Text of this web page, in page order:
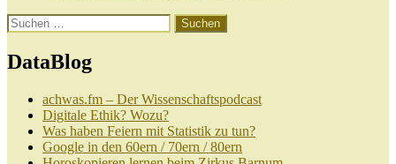
Suchen
nach:
DataBlog
achwas.fm – Der Wissenschaftspodcast
Digitale Ethik? Wozu?
Was haben Feiern mit Statistik zu tun?
Google in den 60ern / 70ern / 80ern